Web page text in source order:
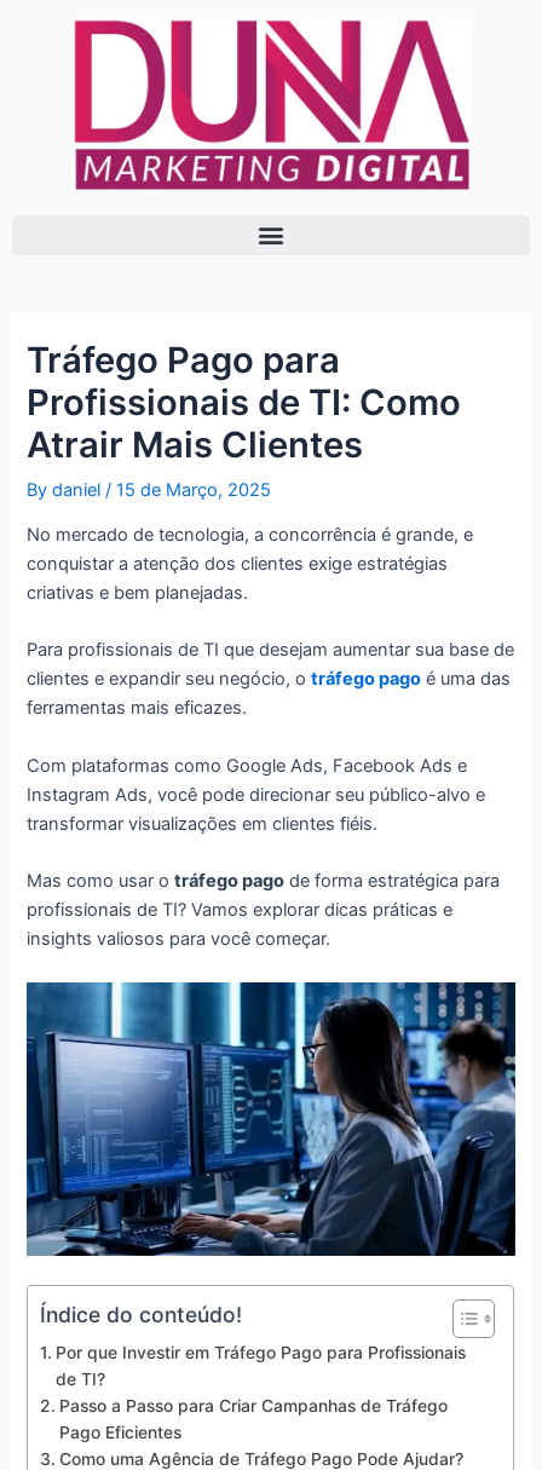
Tráfego Pago para
Profissionais de TI: Como
Atrair Mais Clientes
Bydaniel /15 de Março, 2025
No mercado de tecnologia, a concorrência é grande, e
conquistar a atenção dos clientes exige estratégias
criativas e bem planejadas.
Para profissionais de TI que desejam aumentar sua base de
clientes e expandir seu negócio, otráfego pago é uma das
ferramentas mais eficazes.
Com plataformas como Google Ads, Facebook Ads e
Instagram Ads, você pode direcionar seu público-alvo e
transformar visualizações em clientes fiéis.
Mas como usar otráfego pago de forma estratégica para
profissionais de TI? Vamos explorar dicas práticas e
insights valiosos para você começar.
Índice do conteúdo!
Por que Investir em Tráfego Pago para Profissionais
de TI?
Passo a Passo para Criar Campanhas de Tráfego
Pago Eficientes
Como uma Agência de Tráfego Pago Pode Ajudar?
navigation